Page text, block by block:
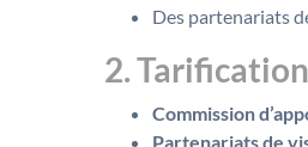
Des partenariats
2. Tarification
Commission
Partenariats de